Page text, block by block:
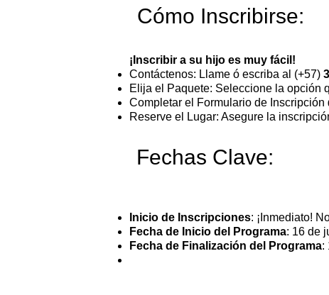
Cómo Inscribirse:
¡Inscribir a su hijo es muy fácil!
Contáctenos: Llame ó escriba al (+57)
Elija el Paquete: Seleccione la opción
Completar el Formulario de Inscripción
Reserve el Lugar: Asegure la
Fechas Clave:
Inicio de Inscripciones: ¡Inmediato!
Fecha de Inicio del Programa: 16 de
Fecha de Finalización del Programa: